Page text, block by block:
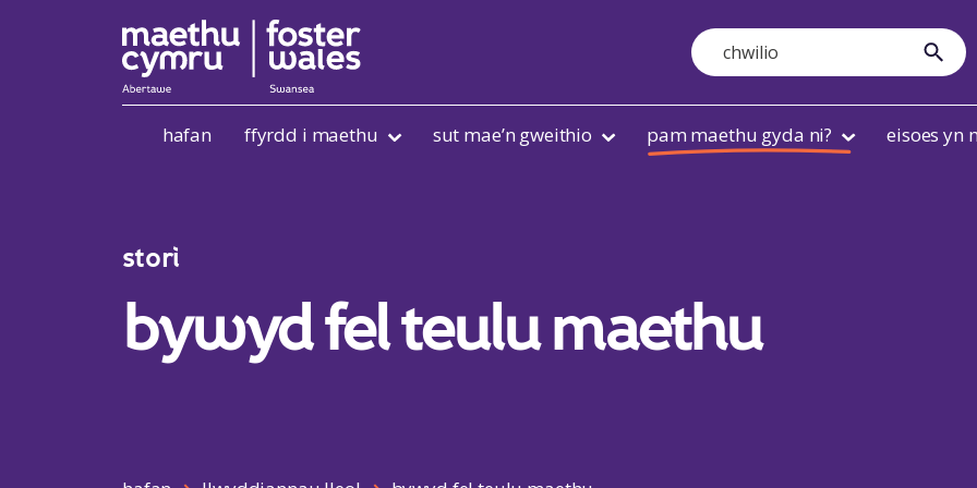
Skip to content
Search
hafan ffyrdd i maethu sut mae’n gweithio pam maethu gyda ni? eisoes yn
stori
bywyd fel teulu maethu